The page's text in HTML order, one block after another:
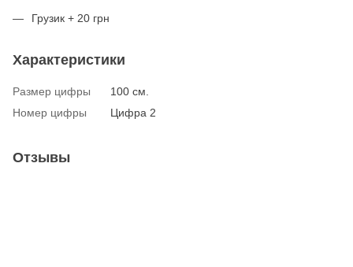
Грузик + 20 грн
Характеристики
Размер цифры
100 см.
Номер цифры
Цифра 2
Отзывы